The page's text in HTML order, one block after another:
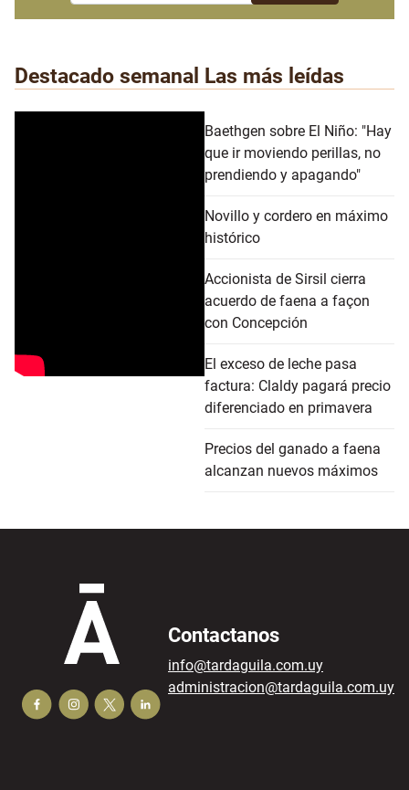
Destacado semanal Las más leídas
Baethgen sobre El Niño: "Hay
que ir moviendo perillas, no
prendiendo y apagando"
Novillo y cordero en máximo
histórico
Accionista de Sirsil cierra
acuerdo de faena a façon
con Concepción
El exceso de leche pasa
factura: Claldy pagará precio
diferenciado en primavera
Precios del ganado a faena
alcanzan nuevos máximos
Contactanos
info@tardaguila.com.uy
administracion@tardaguila.com.uy